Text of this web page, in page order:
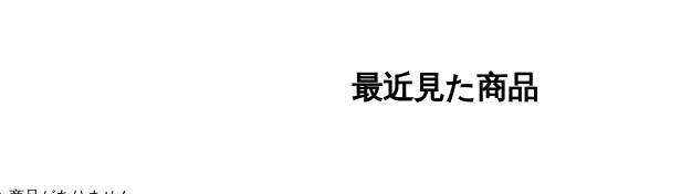
最近見た商品